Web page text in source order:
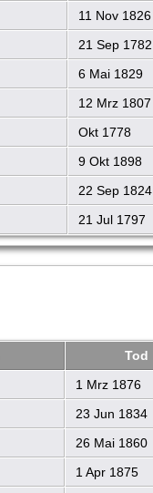
11 Nov 1826
21 Sep 1782
6 Mai 1829
12 Mrz 1807
Okt 1778
9 Okt 1898
22 Sep 1824
21 Jul 1797
Tod
1 Mrz 1876
23 Jun 1834
26 Mai 1860
1 Apr 1875